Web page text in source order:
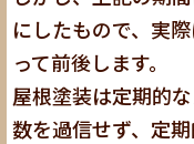
にしたもので、実
って前後します。
屋根塗装は定期的
数を過信せず、定